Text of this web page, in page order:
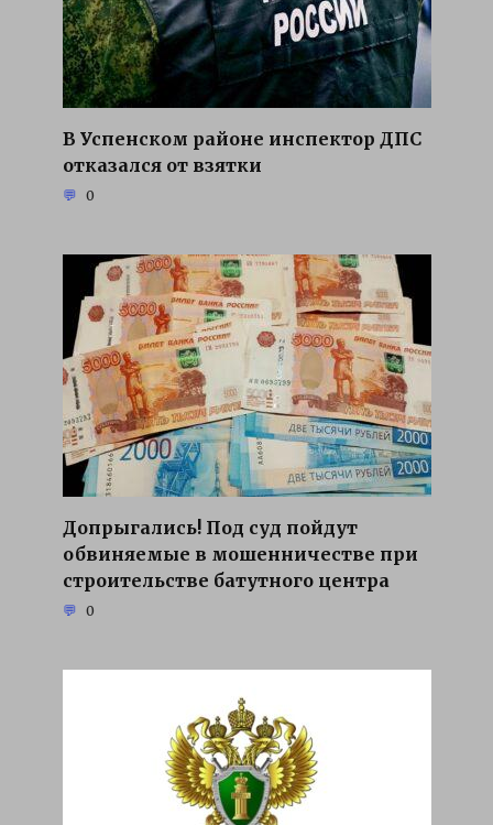
В Успенском районе инспектор ДПС
отказался от взятки
0
Допрыгались! Под суд пойдут
обвиняемые в мошенничестве при
строительстве батутного центра
0